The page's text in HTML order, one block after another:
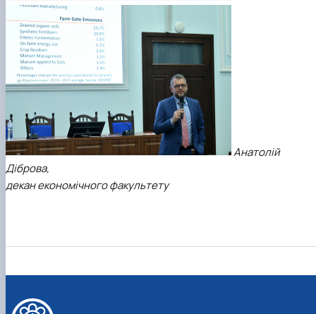
Анатолій
Діброва,
декан економічного факультету